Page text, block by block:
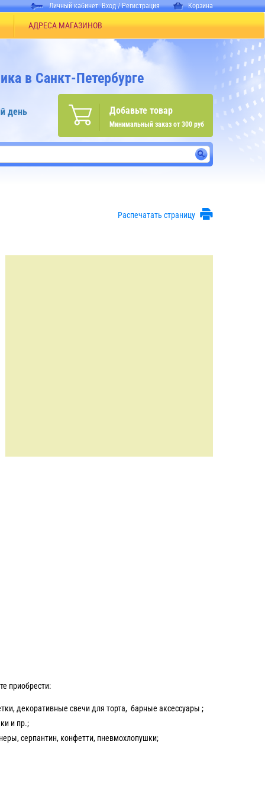
Личный кабинет:Вход/Регистрация Корзина
АДРЕСА МАГАЗИНОВ
в Санкт-Петербурге
Добавьте товар
Минимальный заказ от 300 руб
день
Распечатать страницу
приобрести:
декоративные свечи для торта, барные аксессуары ;
и пр.;
серпантин, конфетти, пневмохлопушки;